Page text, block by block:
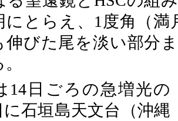
にとらえ、1度角（
伸びた尾を淡い部分
14日ごろの急増光の
に石垣島天文台（沖縄